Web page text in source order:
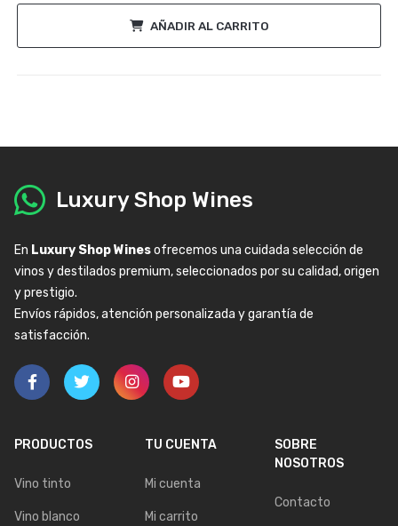
AÑADIR AL CARRITO
Luxury Shop Wines
En Luxury Shop Winesofrecemos una cuidada selección de
vinos y destilados premium, seleccionados por su calidad, origen
y prestigio.
Envíos rápidos, atención personalizada y garantía de
satisfacción.
PRODUCTOS
Vino tinto
Vino blanco
TU CUENTA
Mi cuenta
Mi carrito
SOBRE
NOSOTROS
Contacto